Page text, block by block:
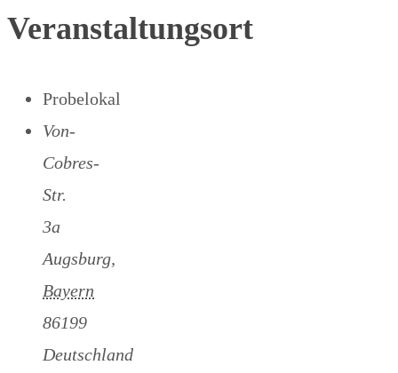
Veranstaltungsort
Probelokal
Von-
Cobres-
Str.
3a
Augsburg,
Bayern
86199
Deutschland